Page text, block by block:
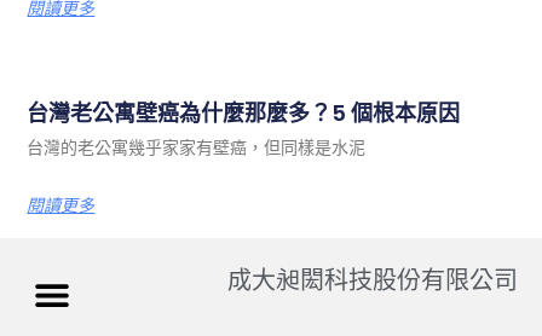
閱讀更多
台灣老公寓壁癌為什麼那麼多？5 個根本原因
台灣的老公寓幾乎家家有壁癌，但同樣是水泥
閱讀更多
成大昶閎科技股份有限公司